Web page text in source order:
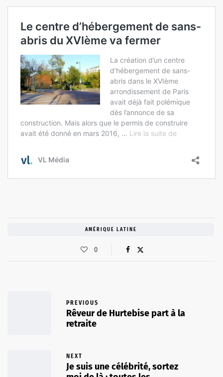
AMÉRIQUE LATINE
0
PREVIOUS
Rêveur de Hurtebise part à la
retraite
NEXT
Je suis une célébrité, sortez